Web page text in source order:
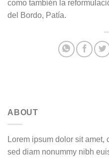
como también la
del Bordo, Patía.
ABOUT
Lorem ipsum dolor sit
sed diam nonummy nibh